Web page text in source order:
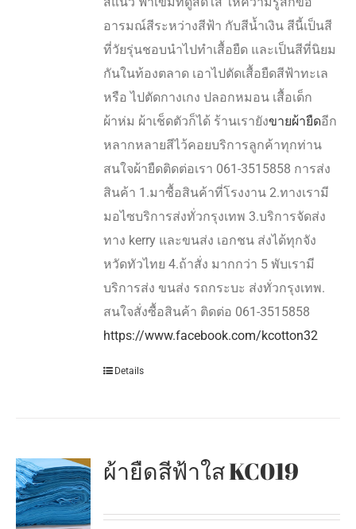
อารมณ์สีระหว่างสีฟ้า กับสีน้ำเงิน สีนี้เป็นสี
ที่วัยรุ่นชอบนำไปทำเสื้อยืด และเป็นสีที่นิยม
กันในท้องตลาด เอาไปตัดเสื้อยืดสีฟ้าทะเล
หรือ ไปตัดกางเกง ปลอกหมอน เสื้อเด็ก
ผ้าห่ม ผ้าเช็ดตัวก็ได้ ร้านเรายังขายผ้ายืดอีก
หลากหลายสีไว้คอยบริการลูกค้าทุกท่าน
สนใจผ้ายืดติดต่อเรา 061-3515858 การส่ง
สินค้า 1.มาซื้อสินค้าที่โรงงาน 2.ทางเรามี
มอไซบริการส่งทั่วกรุงเทพ 3.บริการจัดส่ง
ทาง kerry และขนส่ง เอกชน ส่งได้ทุกจัง
หวัดทัวไทย 4.ถ้าสั่ง มากกว่า 5 พับเรามี
บริการส่ง ขนส่ง รถกระบะ ส่งทั่วกรุงเทพ.
สนใจสั่งซื้อสินค้า ติดต่อ 061-3515858
https://www.facebook.com/kcotton32
Details
ผ้ายืดสีฟ้าใส KC019